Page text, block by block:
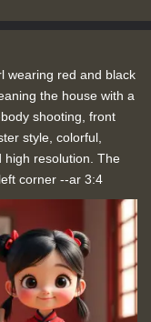
wearing red and black
the house with a
shooting, front
style, colorful,
high resolution. The
corner --ar 3:4